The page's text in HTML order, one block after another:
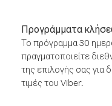
Προγράμματα
Το πρόγραμμα 30
πραγματοποιείτε
της επιλογής σας για
τιμές του Viber.